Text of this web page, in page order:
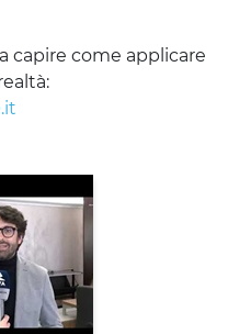
capire come applicare